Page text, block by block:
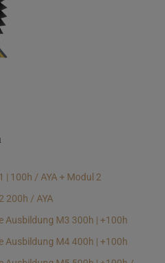
| 100h / AYA + Modul 2
200h / AYA
Ausbildung M3 300h | +100h
Ausbildung M4 400h | +100h